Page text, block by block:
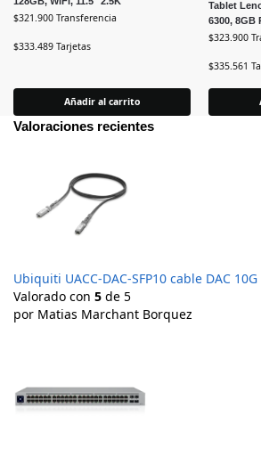
$321.900 Transferencia
$333.489 Tarjetas
Añadir al carrito
Tablet
6300, 8GB
$323.900
$335.561
Valoraciones recientes
Ubiquiti UACC-DAC-SFP10 cable DAC 10G
Valorado con 5 de 5
por Matias Marchant Borquez